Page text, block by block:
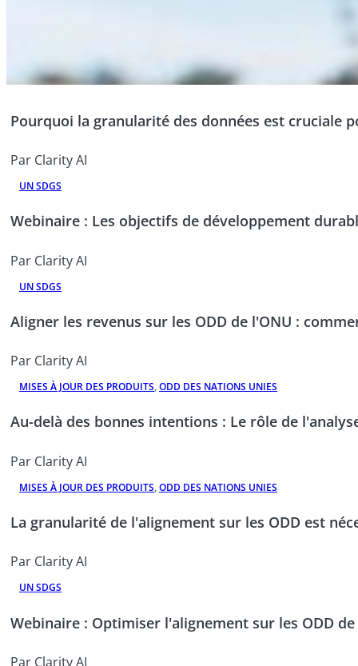
Pourquoi la granularité des données est cruciale
Par Clarity AI
UN SDGS
Webinaire : Les objectifs de développement
Par Clarity AI
UN SDGS
Aligner les revenus sur les ODD de l'ONU :
Par Clarity AI
MISES À JOUR DES PRODUITS,ODD DES NATIONS UNIES
Au-delà des bonnes intentions : Le rôle de
Par Clarity AI
MISES À JOUR DES PRODUITS,ODD DES NATIONS UNIES
La granularité de l'alignement sur les ODD est
Par Clarity AI
UN SDGS
Webinaire : Optimiser l'alignement sur les ODD
Par Clarity AI